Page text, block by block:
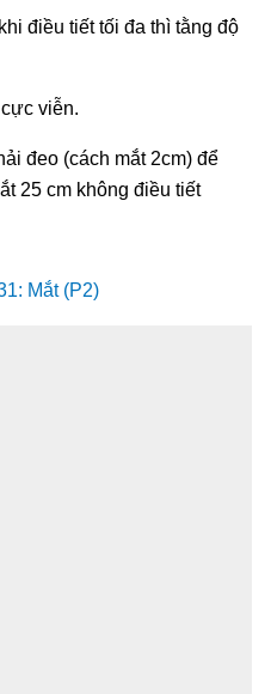
điều tiết tối đa thì tằng độ
viễn.
đeo (cách mắt 2cm) để
25 cm không điều tiết
Mắt (P2)